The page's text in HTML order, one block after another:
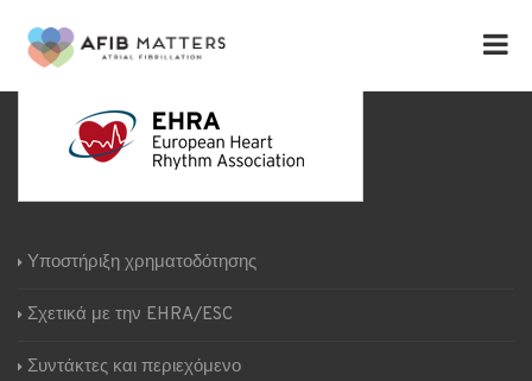
Υποστήριξη χρηματοδότησης
Σχετικά με την EHRA/ESC
Συντάκτες και περιεχόμενο